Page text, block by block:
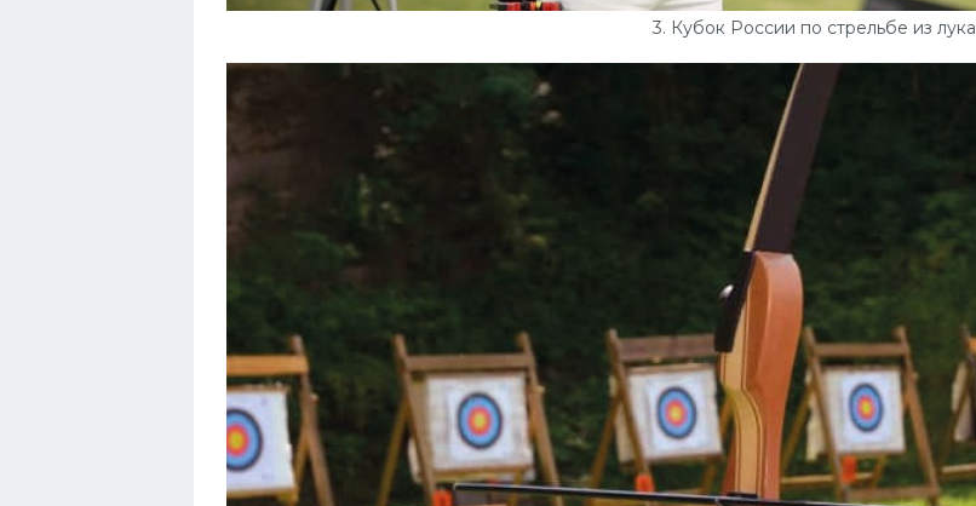
3. Кубок России по стрельбе из лука